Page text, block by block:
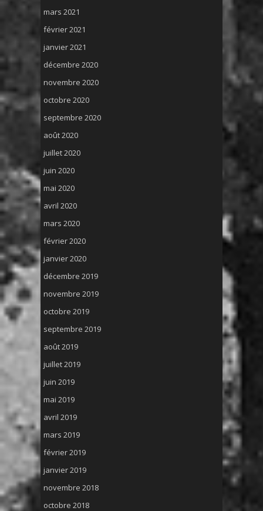
mars 2021
février 2021
janvier 2021
décembre 2020
novembre 2020
octobre 2020
septembre 2020
août 2020
juillet 2020
juin 2020
mai 2020
avril 2020
mars 2020
février 2020
janvier 2020
décembre 2019
novembre 2019
octobre 2019
septembre 2019
août 2019
juillet 2019
juin 2019
mai 2019
avril 2019
mars 2019
février 2019
janvier 2019
novembre 2018
octobre 2018